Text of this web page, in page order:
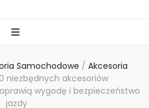
Samochodowe / Akcesoria
niezbędnych akcesoriów
wygodę i bezpieczeństwo
jazdy